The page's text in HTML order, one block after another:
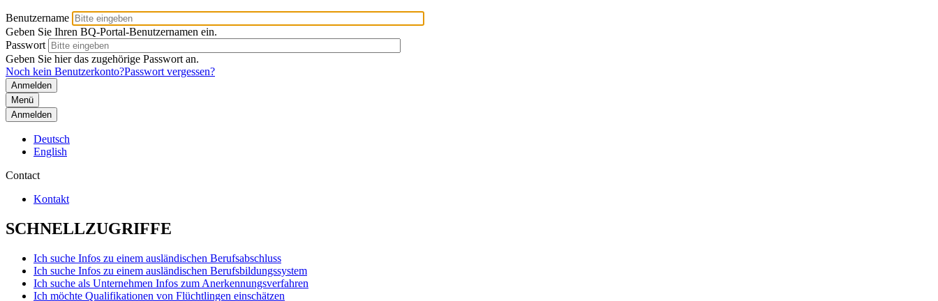
Benutzername
Geben Sie Ihren BQ-Portal-Benutzernamen ein.
Passwort
Geben Sie hier das zugehörige Passwort an.
Noch kein Benutzerkonto?Passwort vergessen?
Menü
Anmelden
Deutsch
English
Contact
Kontakt
SCHNELLZUGRIFFE
Ich suche Infos zu einem ausländischen Berufsabschluss
Ich suche Infos zu einem ausländischen Berufsbildungssystem
Ich suche als Unternehmen Infos zum Anerkennungsverfahren
Ich möchte Qualifikationen von Flüchtlingen einschätzen